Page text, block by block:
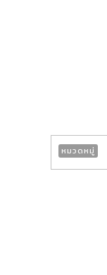
หมวดหมู่